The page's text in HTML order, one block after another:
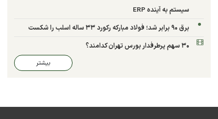
سیستم به آینده ERP
برق ۹۰ برابر شد؛ فولاد مبارکه رکورد ۳۳ ساله اسلب را شکست
۳۰ سهم پرطرفدار بورس تهران کدامند؟
بیشتر